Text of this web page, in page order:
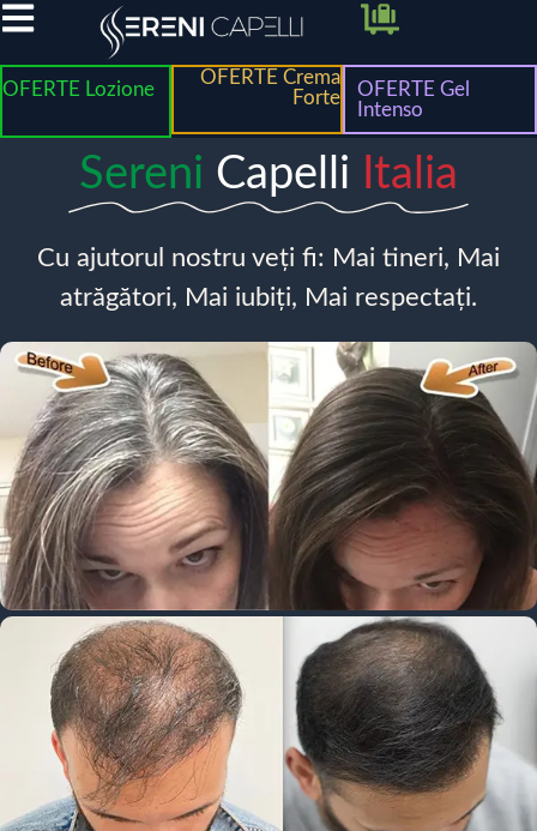
OFERTE Lozione
OFERTE Crema
Forte
OFERTE Gel
Intenso
Sereni Capelli Italia
Cu ajutorul nostru veți fi: Mai tineri, Mai
atrăgători, Mai iubiți, Mai respectați.